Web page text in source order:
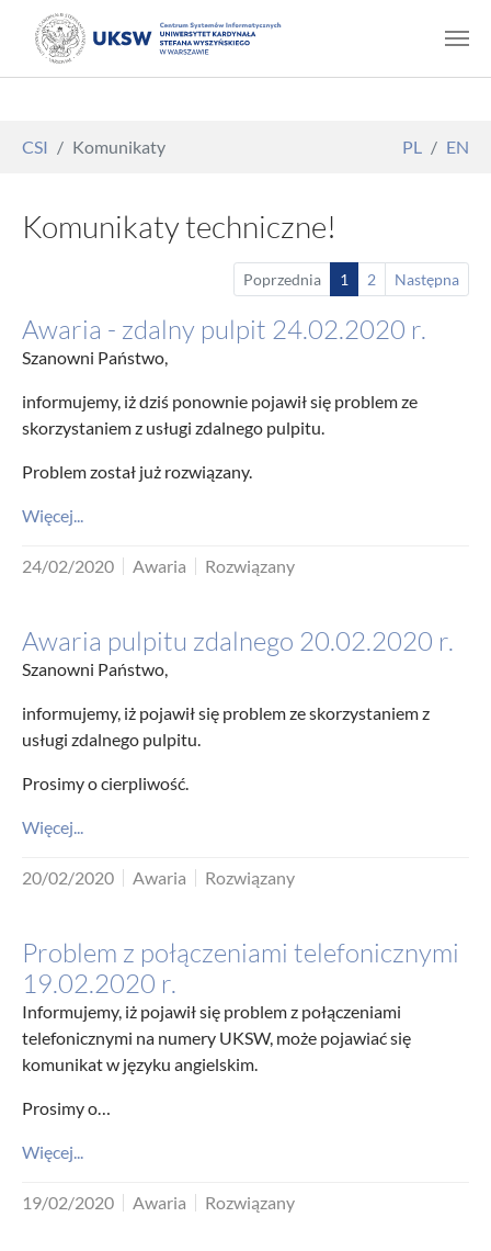
CSI Komunikaty PL EN
Komunikaty techniczne!
Poprzednia 1 2 Następna
Awaria - zdalny pulpit 24.02.2020 r.
Szanowni Państwo,
informujemy, iż dziś ponownie pojawił się problem ze
skorzystaniem z usługi zdalnego pulpitu.
Problem został już rozwiązany.
Więcej...
24/02/2020 Awaria Rozwiązany
Awaria pulpitu zdalnego 20.02.2020 r.
Szanowni Państwo,
informujemy, iż pojawił się problem ze skorzystaniem z
usługi zdalnego pulpitu.
Prosimy o cierpliwość.
Więcej...
20/02/2020 Awaria Rozwiązany
Problem z połączeniami telefonicznymi
19.02.2020 r.
Informujemy, iż pojawił się problem z połączeniami
telefonicznymi na numery UKSW, może pojawiać się
komunikat w języku angielskim.
Prosimy o…
Więcej...
19/02/2020 Awaria Rozwiązany